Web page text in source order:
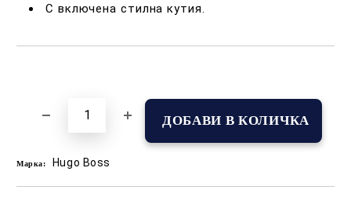
С включена стилна кутия.
Марка: Hugo Boss